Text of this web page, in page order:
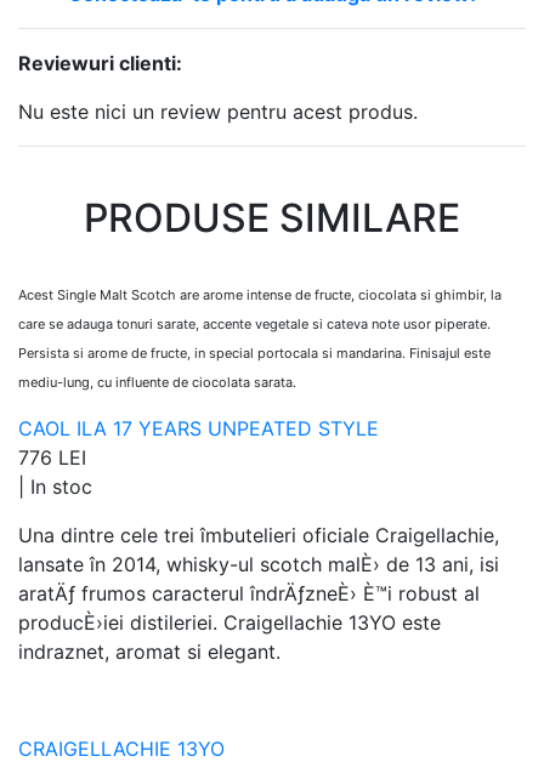
Reviewuri clienti:
Nu este nici un review pentru acest produs.
PRODUSE SIMILARE
Acest Single Malt Scotch are arome intense de fructe, ciocolata si ghimbir, la
care se adauga tonuri sarate, accente vegetale si cateva note usor piperate.
Persista si arome de fructe, in special portocala si mandarina. Finisajul este
mediu-lung, cu influente de ciocolata sarata.
CAOL ILA 17 YEARS UNPEATED STYLE
776 LEI
In stoc
Una dintre cele trei îmbutelieri oficiale Craigellachie,
lansate în 2014, whisky-ul scotch malÈ› de 13 ani, isi
aratÄƒ frumos caracterul îndrÄƒzneÈ› È™i robust al
producÈ›iei distileriei. Craigellachie 13YO este
indraznet, aromat si elegant.
CRAIGELLACHIE 13YO